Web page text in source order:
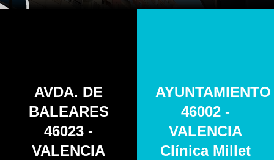
AVDA. DE
BALEARES
46023 -
VALENCIA
AYUNTAMIENTO
46002 -
VALENCIA
Clínica Millet